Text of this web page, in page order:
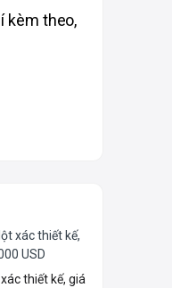
kèm theo,
thiết kế, giá